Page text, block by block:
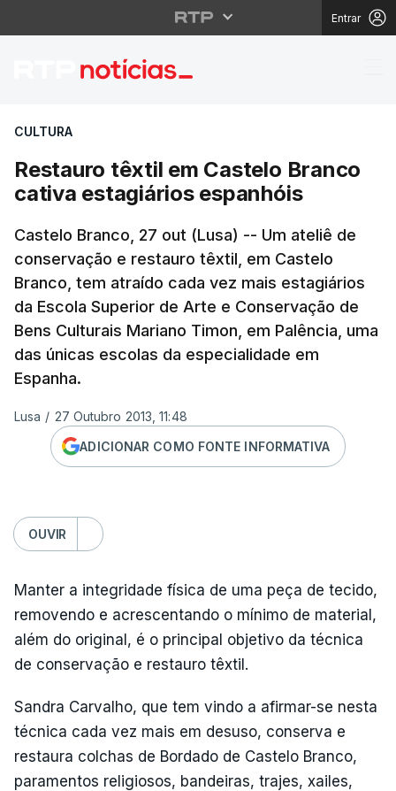
Entrar
Restauro têxtil em
CULTURA
Restauro têxtil em Castelo Branco
cativa estagiários espanhóis
Castelo Branco, 27 out (Lusa) -- Um ateliê de
conservação e restauro têxtil, em Castelo
Branco, tem atraído cada vez mais estagiários
da Escola Superior de Arte e Conservação de
Bens Culturais Mariano Timon, em Palência, uma
das únicas escolas da especialidade em
Espanha.
Lusa / 27 Outubro 2013, 11:48
ADICIONAR COMO FONTE INFORMATIVA
OUVIR
Manter a integridade física de uma peça de tecido,
removendo e acrescentando o mínimo de material,
além do original, é o principal objetivo da técnica
de conservação e restauro têxtil.
Sandra Carvalho, que tem vindo a afirmar-se nesta
técnica cada vez mais em desuso, conserva e
restaura colchas de Bordado de Castelo Branco,
paramentos religiosos, bandeiras, trajes, xailes,